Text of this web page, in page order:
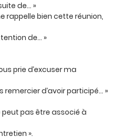
de… »
rappelle bien cette réunion,
de… »
prie d’excuser ma
remercier d’avoir participé… »
peut pas être associé à
».